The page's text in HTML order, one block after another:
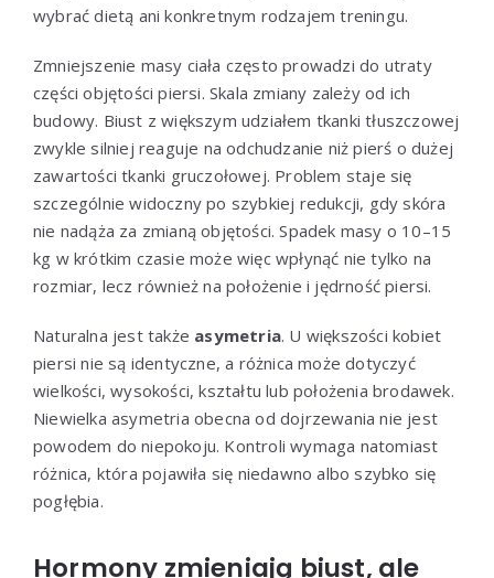
wybrać dietą ani konkretnym rodzajem treningu.
Zmniejszenie masy ciała często prowadzi do utraty
części objętości piersi. Skala zmiany zależy od ich
budowy. Biust z większym udziałem tkanki tłuszczowej
zwykle silniej reaguje na odchudzanie niż pierś o dużej
zawartości tkanki gruczołowej. Problem staje się
szczególnie widoczny po szybkiej redukcji, gdy skóra
nie nadąża za zmianą objętości. Spadek masy o 10–15
kg w krótkim czasie może więc wpłynąć nie tylko na
rozmiar, lecz również na położenie i jędrność piersi.
Naturalna jest także asymetria. U większości kobiet
piersi nie są identyczne, a różnica może dotyczyć
wielkości, wysokości, kształtu lub położenia brodawek.
Niewielka asymetria obecna od dojrzewania nie jest
powodem do niepokoju. Kontroli wymaga natomiast
różnica, która pojawiła się niedawno albo szybko się
pogłębia.
Hormony zmieniają biust, ale